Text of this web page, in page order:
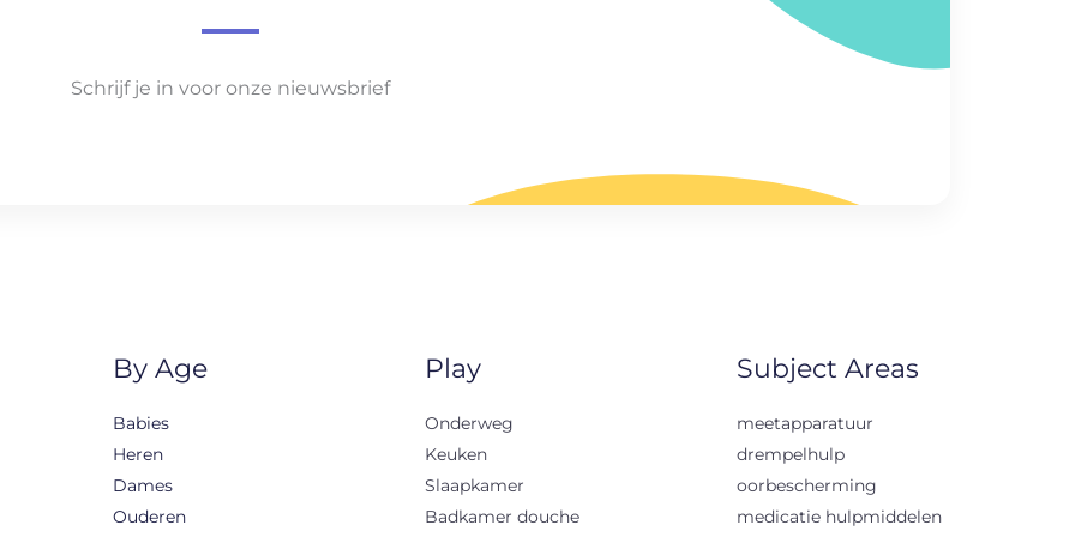
Schrijf je in voor onze nieuwsbrief
By Age
Babies
Heren
Dames
Ouderen
Play
Onderweg
Keuken
Slaapkamer
Badkamer douche
Subject Areas
meetapparatuur
drempelhulp
oorbescherming
medicatie hulpmiddelen